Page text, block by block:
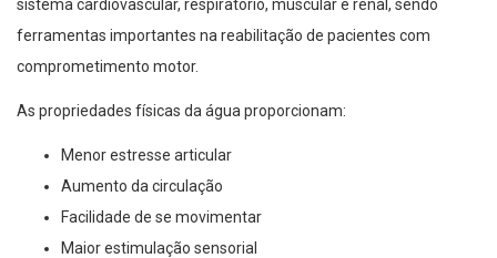
sistema cardiovascular, respiratório, muscular e renal, sendo
ferramentas importantes na reabilitação de pacientes com
comprometimento motor.
As propriedades físicas da água proporcionam:
Menor estresse articular
Aumento da circulação
Facilidade de se movimentar
Maior estimulação sensorial